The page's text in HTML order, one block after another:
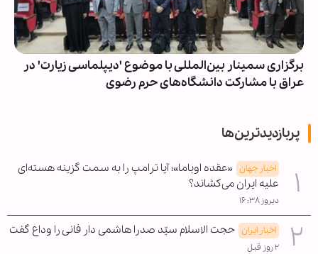
برگزاری سمینار بین‌المللی با موضوع 'دیپلماسی زیارت' در
عراق با مشارکت دانشگاه‌های حرم رضوی
پربازدیدترین‌ها
اخبار جهان «عقده اوباما»؛ آیا ترامپ را به سمت گزینه هسته‌ای
علیه ایران می‌کشاند؟
دیروز ۱۶:۳۸
اخبار ایران حجت الاسلام سیّد صدرا هاشمی دار فانی را وداع گفت
۲ روز قبل